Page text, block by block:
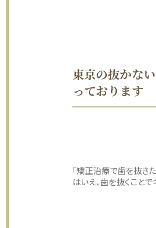
東京の抜かな
っております
「矯正治療で歯を抜き
はいえ、歯を抜くこと